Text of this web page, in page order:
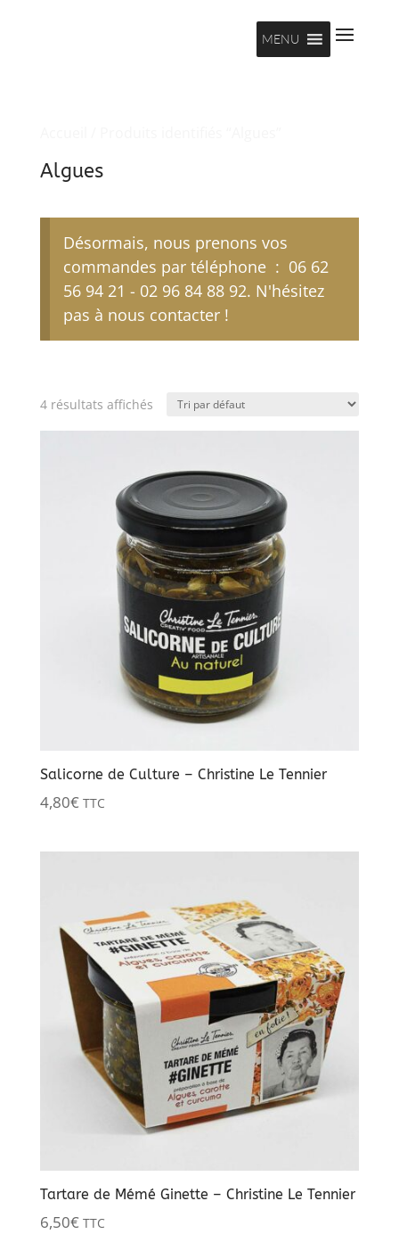
MENU
Algues
Désormais, nous prenons vos
commandes par téléphone : 06 62
56 94 21 - 02 96 84 88 92. N'hésitez
pas à nous contacter !
4 résultats affichés
Salicorne de Culture – Christine Le Tennier
4,80€ TTC
Tartare de Mémé Ginette – Christine Le Tennier
6,50€ TTC